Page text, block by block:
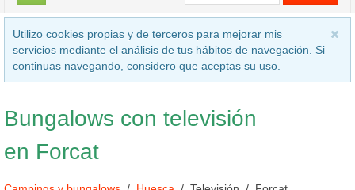
Utilizo cookies propias y de terceros para mejorar mis
servicios mediante el análisis de tus hábitos de navegación. Si
continuas navegando, considero que aceptas su uso.
Bungalows con televisión
en Forcat